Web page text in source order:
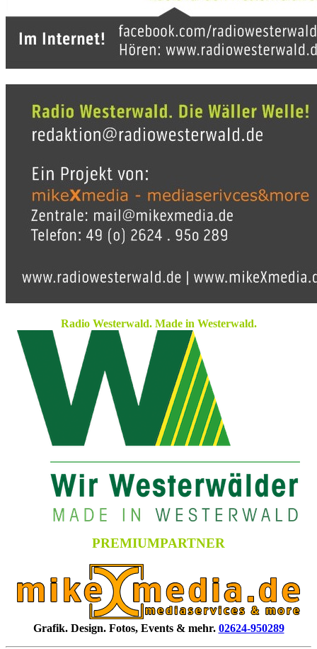
Radio Westerwald. Made in Westerwald.
PREMIUMPARTNER
Grafik. Design. Fotos, Events & mehr. 02624-950289